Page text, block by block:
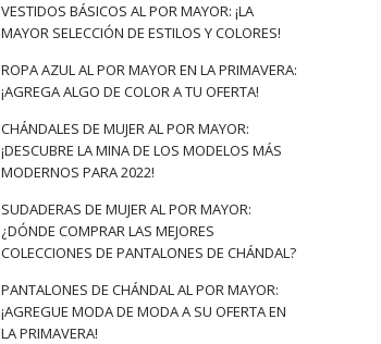
VESTIDOS BÁSICOS AL POR MAYOR: ¡LA
MAYOR SELECCIÓN DE ESTILOS Y COLORES!
ROPA AZUL AL POR MAYOR EN LA PRIMAVERA:
¡AGREGA ALGO DE COLOR A TU OFERTA!
CHÁNDALES DE MUJER AL POR MAYOR:
¡DESCUBRE LA MINA DE LOS MODELOS MÁS
MODERNOS PARA 2022!
SUDADERAS DE MUJER AL POR MAYOR:
¿DÓNDE COMPRAR LAS MEJORES
COLECCIONES DE PANTALONES DE CHÁNDAL?
PANTALONES DE CHÁNDAL AL POR MAYOR:
¡AGREGUE MODA DE MODA A SU OFERTA EN
LA PRIMAVERA!